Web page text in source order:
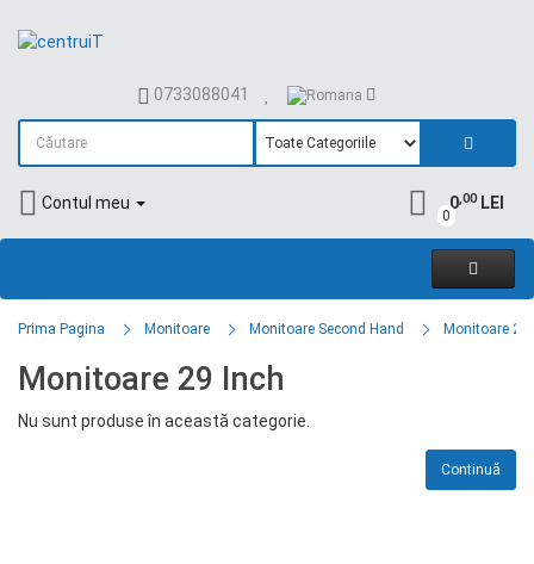
0733088041
Contul meu
0
0,00LEI
Prima Pagina Monitoare Monitoare Second Hand Monitoare 29
Monitoare 29 Inch
Nu sunt produse în această categorie.
Continuă